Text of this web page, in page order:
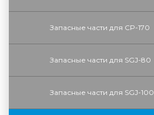
Запасные части для CP-170
Запасные части для SGJ-80
Запасные части для SGJ-100